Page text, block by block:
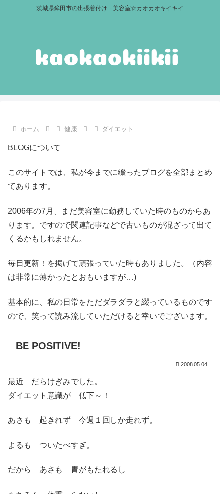
茨城県鉾田市の出張着付け・美容室☆カオカオキイキイ
ホーム 健康 ダイエット
BLOGについて
このサイトでは、私が今までに綴ったブログを全部まとめ
てあります。
2006年の7月、まだ美容室に勤務していた時のものからあ
ります。ですので関連記事などで古いものが混ざって出て
くるかもしれません。
毎日更新！を掲げて頑張っていた時もありました。（内容
は非常に薄かったとおもいますが…)
基本的に、私の日常をただダラダラと綴っているものです
ので、笑って読み流していただけると幸いでございます。
BE POSITIVE!
2008.05.04
最近 だらけぎみでした。
ダイエット意識が 低下～！
あさも 起きれず 今週１回しか走れず。
よるも ついたべすぎ。
だから あさも 胃がもたれるし